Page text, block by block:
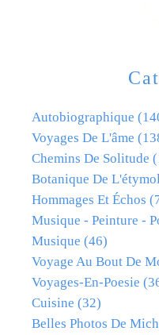
Autobiographique
Voyages De L'âme
Chemins De Solitude
Botanique De
Hommages Et Échos
Musique - Peinture -
Musique (46)
Voyage Au Bout De
Voyages-En-Poesie
Cuisine (32)
Belles Photos De